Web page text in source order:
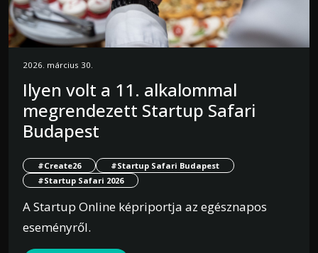
2026. március 30.
Ilyen volt a 11. alkalommal
megrendezett Startup Safari
Budapest
#Create26
#Startup Safari Budapest
#Startup Safari 2026
A Startup Online képriportja az egésznapos
eseményről.